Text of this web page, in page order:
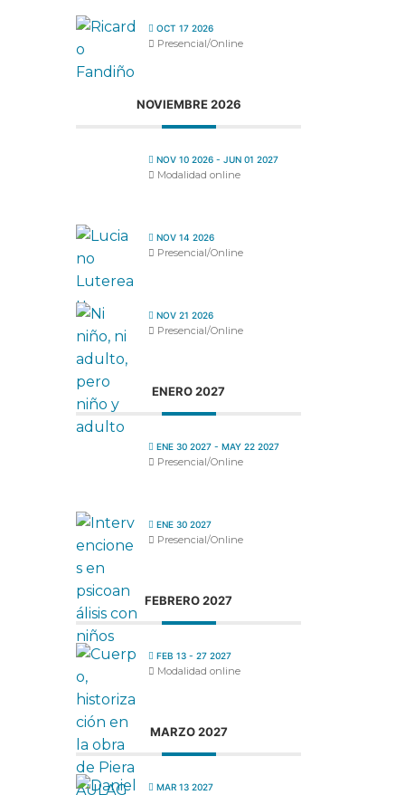
OCT 17 2026
Presencial/Online
NOVIEMBRE 2026
NOV 10 2026 - JUN 01 2027
Modalidad online
NOV 14 2026
Presencial/Online
NOV 21 2026
Presencial/Online
ENERO 2027
ENE 30 2027 - MAY 22 2027
Presencial/Online
ENE 30 2027
Presencial/Online
FEBRERO 2027
FEB 13 - 27 2027
Modalidad online
MARZO 2027
MAR 13 2027